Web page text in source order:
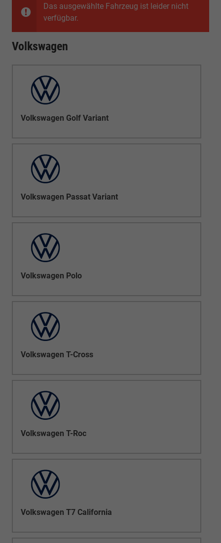
Das ausgewählte Fahrzeug ist leider nicht
verfügbar.
Volkswagen
Volkswagen Golf Variant
Volkswagen Passat Variant
Volkswagen Polo
Volkswagen T-Cross
Volkswagen T-Roc
Volkswagen T7 California